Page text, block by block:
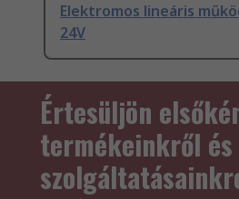
Elektromos lineáris
24V
Értesüljön
termékeinkről és